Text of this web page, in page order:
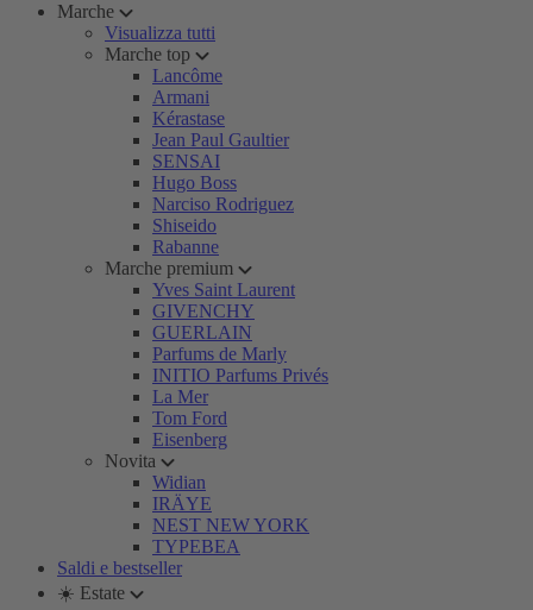
Marche
Visualizza tutti
Marche top
Lancôme
Armani
Kérastase
Jean Paul Gaultier
SENSAI
Hugo Boss
Narciso Rodriguez
Shiseido
Rabanne
Marche premium
Yves Saint Laurent
GIVENCHY
GUERLAIN
Parfums de Marly
INITIO Parfums Privés
La Mer
Tom Ford
Eisenberg
Novita
Widian
IRÄYE
NEST NEW YORK
TYPEBEA
Saldi e bestseller
☀️ Estate